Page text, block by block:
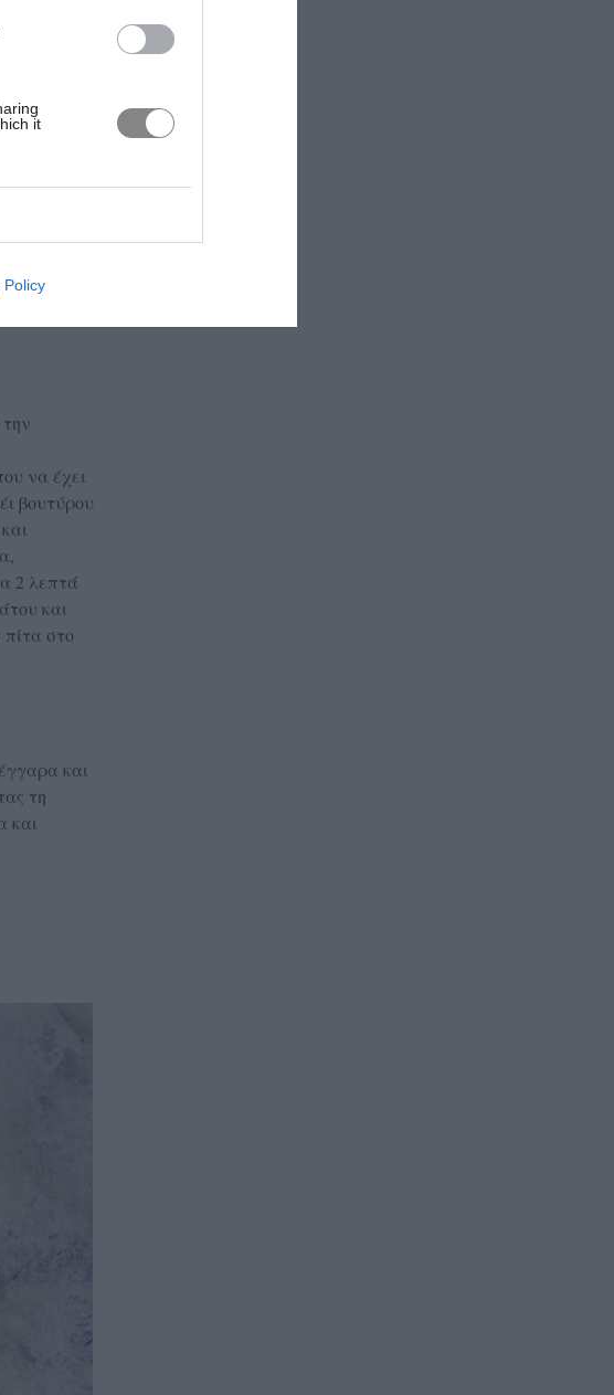
it
Policy
να έχει
βουτύρου
2 λεπτά
και
στο
και
τη
και